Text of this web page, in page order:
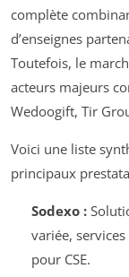
complète
d’enseignes
Toutefois, le
acteurs majeurs
Wedoogift, Tir
Voici une liste
principaux
Sodexo :
variée,
pour CSE.